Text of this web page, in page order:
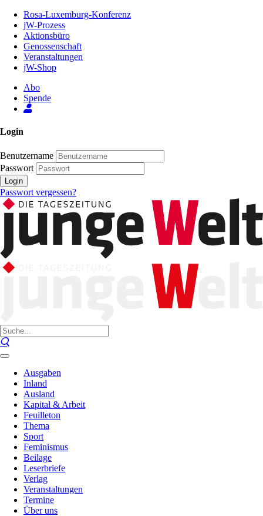
Inhalt
Seite
Rosa-Luxemburg-Konferenz
jW-Prozess
Aktionsbüro
Genossenschaft
Veranstaltungen
jW-Shop
Abo
Spende
Login
Benutzername
Passwort
Login
Passwort vergessen?
Ausgaben
Inland
Ausland
Kapital & Arbeit
Feuilleton
Thema
Sport
Feminismus
Beilage
Leserbriefe
Verlag
Veranstaltungen
Termine
Über uns